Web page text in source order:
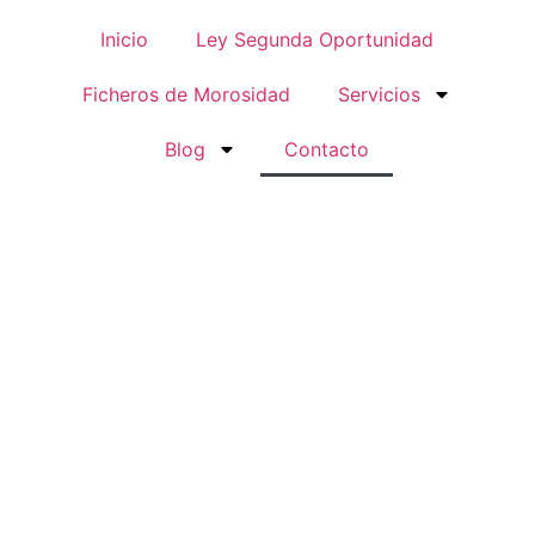
Inicio Ley Segunda Oportunidad
Ficheros de Morosidad Servicios
Blog Contacto